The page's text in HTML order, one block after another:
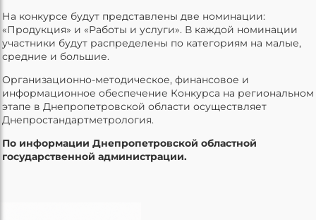
На конкурсе будут представлены две номинации:
«Продукция» и «Работы и услуги». В каждой номинации
участники будут распределены по категориям на малые,
средние и большие.
Организационно-методическое, финансовое и
информационное обеспечение Конкурса на региональном
этапе в Днепропетровской области осуществляет
Днепростандартметрология.
По информации Днепропетровской областной
государственной администрации.